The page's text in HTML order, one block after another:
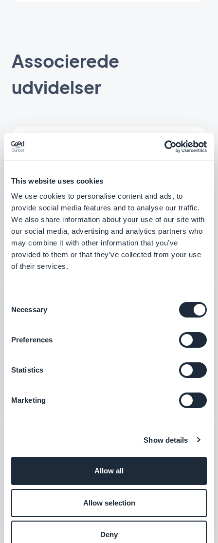
This website uses cookies
We use cookies to personalise content and ads, to
provide social media features and to analyse our traffic.
We also share information about your use of our site with
our social media, advertising and analytics partners who
may combine it with other information that you’ve
provided to them or that they’ve collected from your use
of their services.
Selection
Necessary
Preferences
Statistics
Marketing
Show details
Allow all
Allow selection
Deny
Associerede
udvidelser
brugernavn/password
$12/måned
Chat
Aktivér en instant messaging-tjeneste i din
app
Administrer et fællesskab af brugere i din
Lav en integreret vejledning og guid dine
brugere gennem den første lancering af
Form
Interager med dine app-brugere, og
formularintegration.